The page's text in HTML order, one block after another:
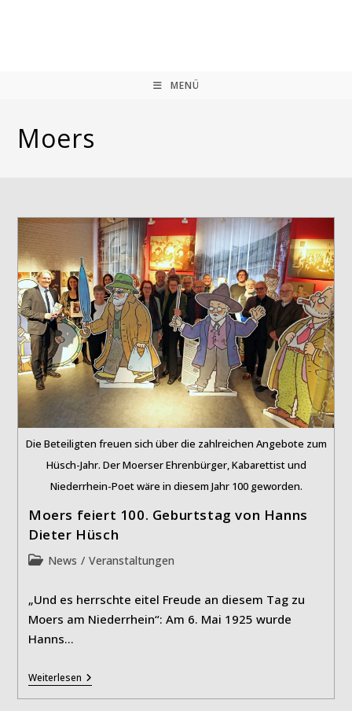
MENÜ
Moers
Die Beteiligten freuen sich über die zahlreichen Angebote zum
Hüsch-Jahr. Der Moerser Ehrenbürger, Kabarettist und
Niederrhein-Poet wäre in diesem Jahr 100 geworden.
Moers feiert 100. Geburtstag von Hanns
Dieter Hüsch
Beitrags-
News / Veranstaltungen
„Und es herrschte eitel Freude an diesem Tag zu
Moers am Niederrhein“: Am 6. Mai 1925 wurde
Hanns…
WeiterlesenMoers
Feiert
100.